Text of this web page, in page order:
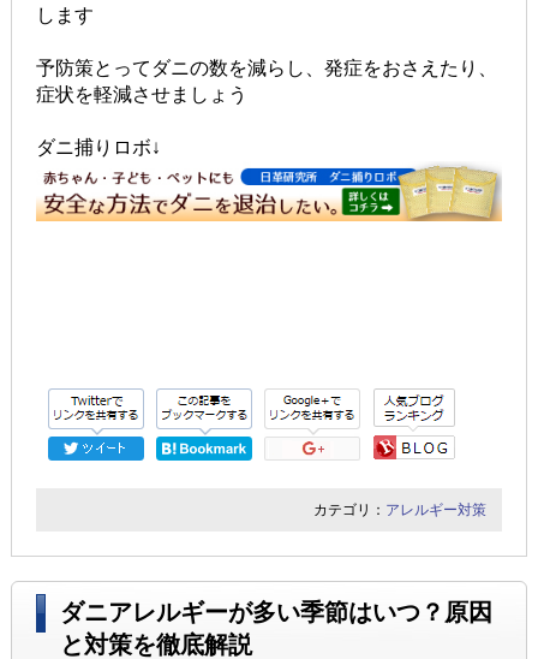
します
予防策とってダニの数を減らし、発症をおさえたり、
症状を軽減させましょう
ダニ捕りロボ↓
カテゴリ： アレルギー対策
ダニアレルギーが多い季節はいつ？原因
と対策を徹底解説